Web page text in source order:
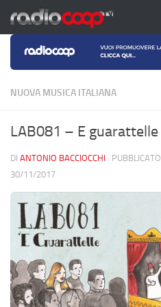
Salta al contenuto
NUOVA MUSICA ITALIANA
LAB081 – E guarattelle
DI ANTONIO BACCIOCCHI · PUBBLICATO
30/11/2017